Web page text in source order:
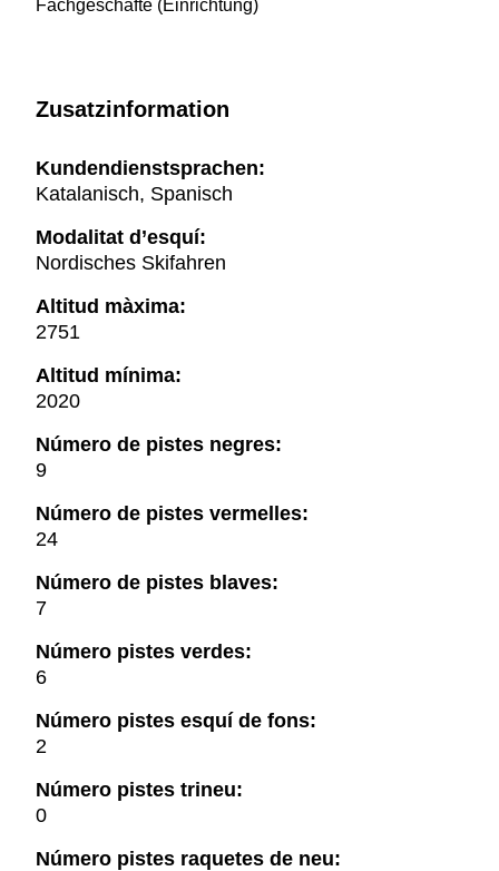
Fachgeschäfte (Einrichtung)
Zusatzinformation
Kundendienstsprachen:
Katalanisch, Spanisch
Modalitat d’esquí:
Nordisches Skifahren
Altitud màxima:
2751
Altitud mínima:
2020
Número de pistes negres:
9
Número de pistes vermelles:
24
Número de pistes blaves:
7
Número pistes verdes:
6
Número pistes esquí de fons:
2
Número pistes trineu:
0
Número pistes raquetes de neu: